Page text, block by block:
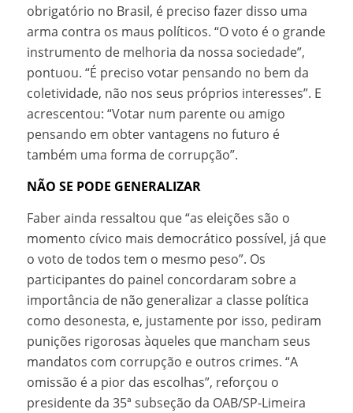
obrigatório no Brasil, é preciso fazer disso uma
arma contra os maus políticos. “O voto é o grande
instrumento de melhoria da nossa sociedade”,
pontuou. “É preciso votar pensando no bem da
coletividade, não nos seus próprios interesses”. E
acrescentou: “Votar num parente ou amigo
pensando em obter vantagens no futuro é
também uma forma de corrupção”.
NÃO SE PODE GENERALIZAR
Faber ainda ressaltou que “as eleições são o
momento cívico mais democrático possível, já que
o voto de todos tem o mesmo peso”. Os
participantes do painel concordaram sobre a
importância de não generalizar a classe política
como desonesta, e, justamente por isso, pediram
punições rigorosas àqueles que mancham seus
mandatos com corrupção e outros crimes. “A
omissão é a pior das escolhas”, reforçou o
presidente da 35ª subseção da OAB/SP-Limeira